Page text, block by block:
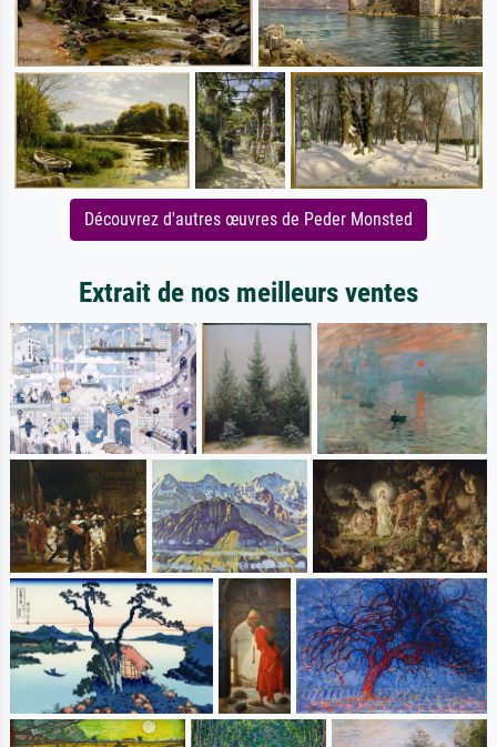
Découvrez d'autres œuvres de Peder Monsted
Extrait de nos meilleurs ventes